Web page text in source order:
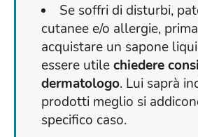
Se soffri di disturbi,
cutanee e/o allergie,
acquistare un sapone
essere utilechiedere
dermatologo. Lui saprà
prodotti meglio si
specifico caso.